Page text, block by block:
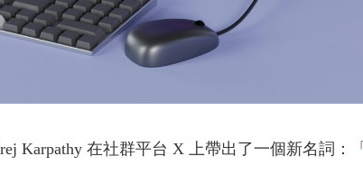
Karpathy 在社群平台 X 上帶出了一個新名詞：「